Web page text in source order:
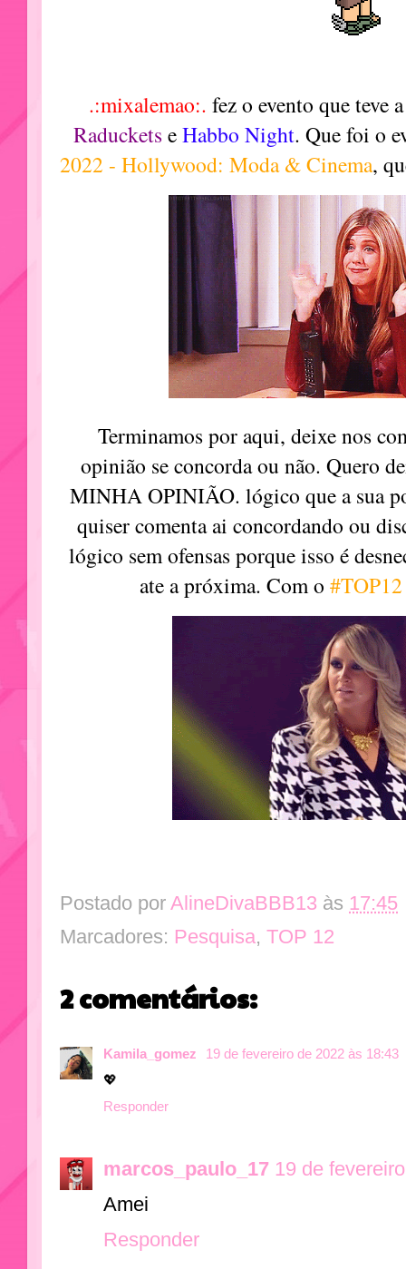
.:mixalemao:. fez o evento que teve
RaducketseHabbo Night. Que foi o
2022 - Hollywood: Moda & Cinema,
Terminamos por aqui, deixe nos
opinião se concorda ou não. Quero
MINHA OPINIÃO. lógico que a sua
quiser comenta ai concordando ou
lógico sem ofensas porque isso é
ate a próxima. Com o #TOP12
Postado por AlineDivaBBB13 às 17:45
Marcadores: Pesquisa, TOP 12
2 comentários:
Kamila_gomez
19 de fevereiro de 2022 às 18:43
💖
Responder
marcos_paulo_17 19 de
Amei
Responder